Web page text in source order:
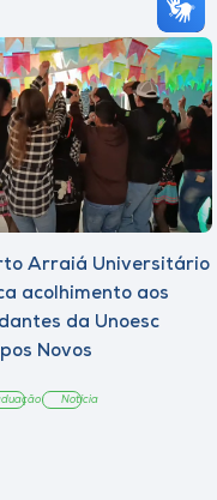
Arraiá Universitário
acolhimento aos
da Unoesc
Novos
Notícia